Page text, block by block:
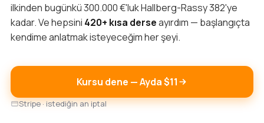
ilkinden bugünkü 300.000 €'luk Hallberg-Rassy 382'ye
kadar. Ve hepsini 420+ kısa derseayırdım — başlangıçta
kendime anlatmak isteyeceğim her şeyi.
Kursu dene — Ayda $11
Stripe · istediğin an iptal